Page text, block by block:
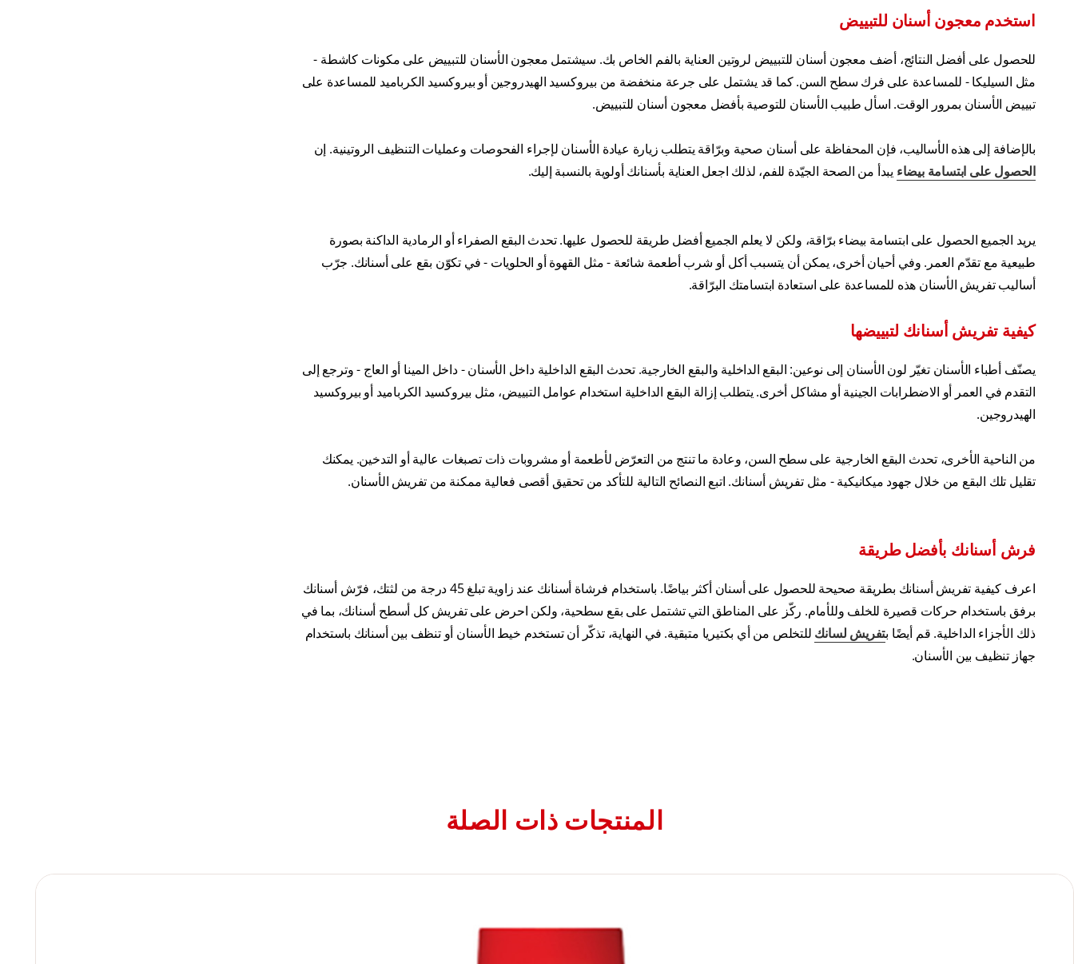
استخدم معجون أسنان للتبييض
للحصول على أفضل النتائج، أضف معجون أسنان للتبييض لروتين العناية بالفم الخاص بك. سيشتمل معجون الأسنان للتبييض على مكونات كاشطة -
مثل السيليكا - للمساعدة على فرك سطح السن. كما قد يشتمل على جرعة منخفضة من بيروكسيد الهيدروجين أو بيروكسيد الكرباميد للمساعدة على
تبييض الأسنان بمرور الوقت. اسأل طبيب الأسنان للتوصية بأفضل معجون أسنان للتبييض.
بالإضافة إلى هذه الأساليب، فإن المحفاظة على أسنان صحية وبرّاقة يتطلب زيارة عيادة الأسنان لإجراء الفحوصات وعمليات التنظيف الروتينية. إن
الحصول على ابتسامة بيضاء يبدأ من الصحة الجيّدة للفم، لذلك اجعل العناية بأسنانك أولوية بالنسبة إليك.
يريد الجميع الحصول على ابتسامة بيضاء برّاقة، ولكن لا يعلم الجميع أفضل طريقة للحصول عليها. تحدث البقع الصفراء أو الرمادية الداكنة بصورة
طبيعية مع تقدّم العمر. وفي أحيان أخرى، يمكن أن يتسبب أكل أو شرب أطعمة شائعة - مثل القهوة أو الحلويات - في تكوّن بقع على أسنانك. جرّب
أساليب تفريش الأسنان هذه للمساعدة على استعادة ابتسامتك البرّاقة.
كيفية تفريش أسنانك لتبييضها
يصنّف أطباء الأسنان تغيّر لون الأسنان إلى نوعين: البقع الداخلية والبقع الخارجية. تحدث البقع الداخلية داخل الأسنان - داخل المينا أو العاج - وترجع إلى
التقدم في العمر أو الاضطرابات الجينية أو مشاكل أخرى. يتطلب إزالة البقع الداخلية استخدام عوامل التبييض، مثل بيروكسيد الكرباميد أو بيروكسيد
الهيدروجين.
من الناحية الأخرى، تحدث البقع الخارجية على سطح السن، وعادة ما تنتج من التعرّض لأطعمة أو مشروبات ذات تصبغات عالية أو التدخين. يمكنك
تقليل تلك البقع من خلال جهود ميكانيكية - مثل تفريش أسنانك. اتبع النصائح التالية للتأكد من تحقيق أقصى فعالية ممكنة من تفريش الأسنان.
فرش أسنانك بأفضل طريقة
اعرف كيفية تفريش أسنانك بطريقة صحيحة للحصول على أسنان أكثر بياضًا. باستخدام فرشاة أسنانك عند زاوية تبلغ 45 درجة من لثتك، فرّش أسنانك
برفق باستخدام حركات قصيرة للخلف وللأمام. ركّز على المناطق التي تشتمل على بقع سطحية، ولكن احرض على تفريش كل أسطح أسنانك، بما في
ذلك الأجزاء الداخلية. قم أيضًا بتفريش لسانك للتخلص من أي بكتيريا متبقية. في النهاية، تذكّر أن تستخدم خيط الأسنان أو تنظف بين أسنانك باستخدام
جهاز تنظيف بين الأسنان.
المنتجات ذات الصلة